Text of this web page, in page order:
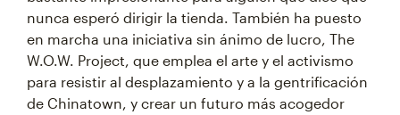
nunca esperó dirigir la tienda. También ha puesto
en marcha una iniciativa sin ánimo de lucro, The
W.O.W. Project, que emplea el arte y el activismo
para resistir al desplazamiento y a la gentrificación
de Chinatown, y crear un futuro más acogedor